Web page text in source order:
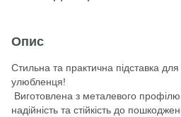
Опис
Стильна та практична підставка
улюбленця!
Виготовлена з металевого
надійність та стійкість до